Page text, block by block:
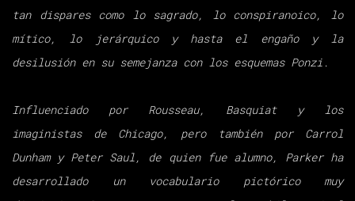
tan dispares como lo sagrado, lo conspiranoico, lo
mítico, lo jerárquico y hasta el engaño y la
desilusión en su semejanza con los esquemas Ponzi.
Influenciado por Rousseau, Basquiat y los
imaginistas de Chicago, pero también por Carrol
Dunham y Peter Saul, de quien fue alumno, Parker ha
desarrollado un
vocabulario pictórico muy